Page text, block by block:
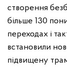
створення
більше 130
переходах і
встановили
підвищену